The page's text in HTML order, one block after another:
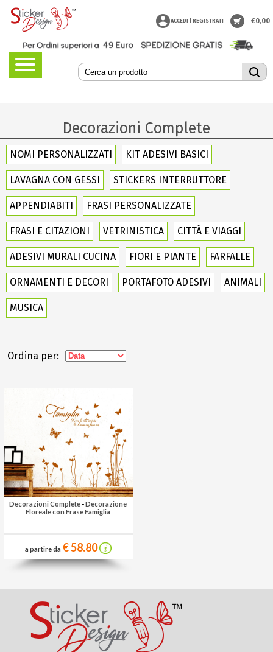
Decorazioni Complete
NOMI PERSONALIZZATI KIT ADESIVI BASICI
LAVAGNA CON GESSI STICKERS INTERRUTTORE
APPENDIABITI FRASI PERSONALIZZATE
FRASI E CITAZIONI VETRINISTICA CITTÀ E VIAGGI
ADESIVI MURALI CUCINA FIORI E PIANTE FARFALLE
ORNAMENTI E DECORI PORTAFOTO ADESIVI ANIMALI
MUSICA
Ordina per:
Decorazioni Complete -Decorazione
Floreale con Frase Famiglia
a partire da € 58.80
ACCEDI | REGISTRATI €0,00